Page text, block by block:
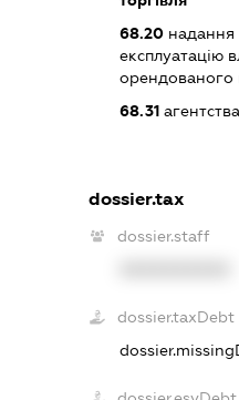
68.20 надання
експлуатацію
орендованого
68.31
dossier.tax
dossier.staff
dossier.taxDebt